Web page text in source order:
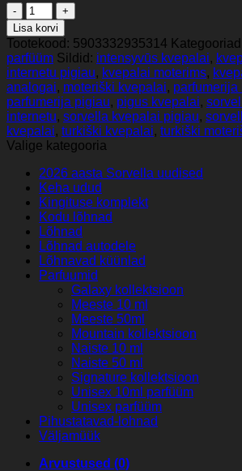
Sorvella
BCR
–
unisex
parfüümvesi
50
ml
(inspireeritud
Francis
Kurkdjian
Baccarat
Rouge
540)
EDP
kogus
Lisa korvi
Tootekood: 5903332935314
parfüüm Sildid: intensyvūs kvepalai,
internetu pigiau, kvepalai moterims,
analogai, moteriški kvepalai, parfumerija
parfumerija pigiau, pigus kvepalai,
internetu, sorvella kvepalai pigiau,
kvepalai, turkiški kvepalai, turkiški
Valige kategooria
2026 aasta Sorvella uudised
Keha udud
Kingituse komplekt
Kodu lõhnad
Lõhnad
Lõhnad autodele
Lõhnavad küünlad
Parfuumid
Galaxy kollektsioon
Meeste 10 ml
Meeste 50ml
Mountain kollektsioon
Naiste 10 ml
Naiste 50 ml
Signature kollektsioon
Unisex 10ml parfüüm
Unisex parfüüm
Pihustatavad-lohnad
Väljamüük
Arvustused (0)